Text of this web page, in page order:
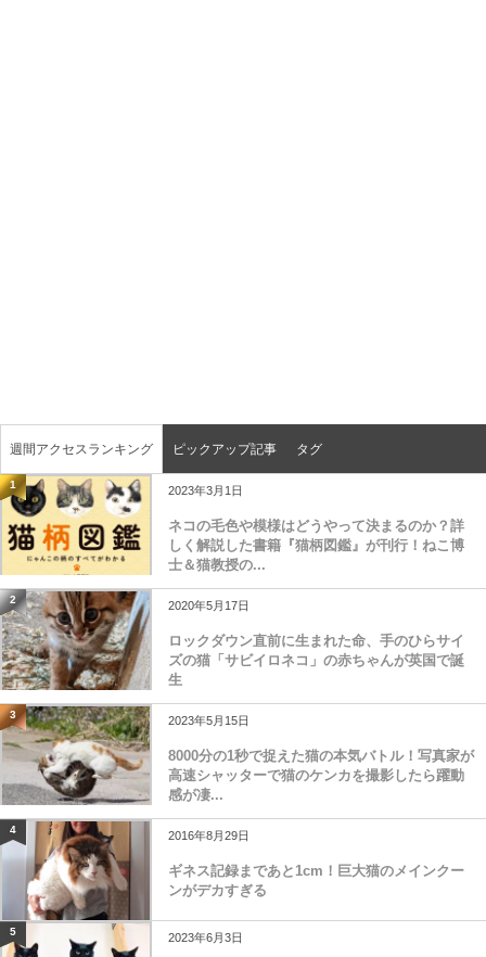
週間アクセスランキング ピックアップ記事 タグ
1 2023年3月1日
ネコの毛色や模様はどうやって決まるのか？詳
しく解説した書籍『猫柄図鑑』が刊行！ねこ博
士＆猫教授の...
2 2020年5月17日
ロックダウン直前に生まれた命、手のひらサイ
ズの猫「サビイロネコ」の赤ちゃんが英国で誕
生
3 2023年5月15日
8000分の1秒で捉えた猫の本気バトル！写真家が
高速シャッターで猫のケンカを撮影したら躍動
感が凄...
4 2016年8月29日
ギネス記録まであと1cm！巨大猫のメインクー
ンがデカすぎる
5 2023年6月3日